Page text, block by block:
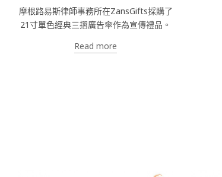
摩根路易斯律師事務所在ZansGifts採購了
21寸單色經典三摺廣告傘作為宣傳禮品。
Read more